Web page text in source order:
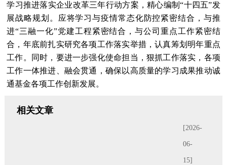
学习推进落实企业改革三年行动方案，精心编制“十四五”发
展战略规划。应将学习与疫情常态化防控紧密结合，与推
进“三融一化”党建工程紧密结合，与公司重点工作紧密结
合，年底前扎实研究各项工作落实举措，认真筹划明年重点
工作。同时，要进一步强化使命担当，狠抓工作落实，各项
工作一体推进、融会贯通，确保以高质量的学习成果推动诚
通基金各项工作创新发展。
相关文章
[2026-
06-
15]